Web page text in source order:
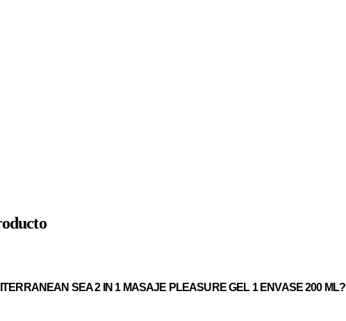
SEA 2 IN 1 MASAJE PLEASURE GEL 1 ENVASE 200 ML?